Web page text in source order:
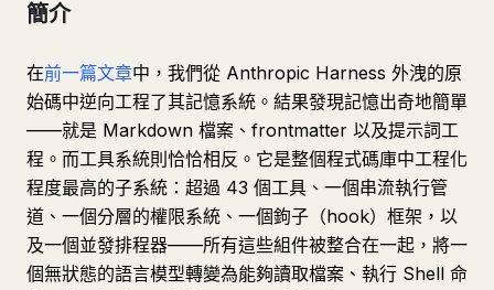
簡介
在前一篇文章中，我們從 Anthropic Harness 外洩的原
始碼中逆向工程了其記憶系統。結果發現記憶出奇地簡單
——就是 Markdown 檔案、frontmatter 以及提示詞工
程。而工具系統則恰恰相反。它是整個程式碼庫中工程化
程度最高的子系統：超過 43 個工具、一個串流執行管
道、一個分層的權限系統、一個鉤子（hook）框架，以
及一個並發排程器——所有這些組件被整合在一起，將一
個無狀態的語言模型轉變為能夠讀取檔案、執行 Shell 命